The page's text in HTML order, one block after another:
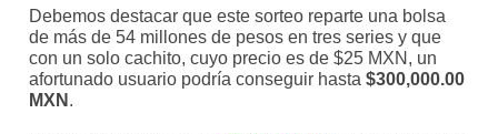
Debemos destacar que este sorteo reparte una bolsa
de más de 54 millones de pesos en tres series y que
con un solo cachito, cuyo precio es de $25 MXN, un
afortunado usuario podría conseguir hasta$300,000.00
MXN .